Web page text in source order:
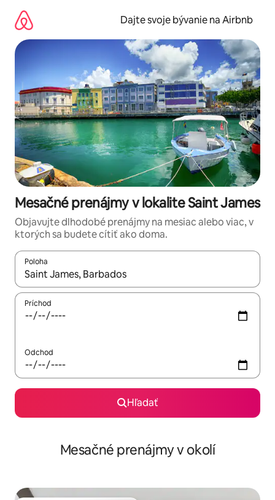
obsah.
Dajte svoje bývanie na Airbnb
Mesačné prenájmy v lokalite Saint James
Objavujte dlhodobé prenájmy na mesiac alebo viac, v
ktorých sa budete cítiť ako doma.
Poloha
Keď budú výsledky k dispozícii, môžete si ich prechádzať
Príchod
Odchod
Hľadať
Mesačné prenájmy v okolí